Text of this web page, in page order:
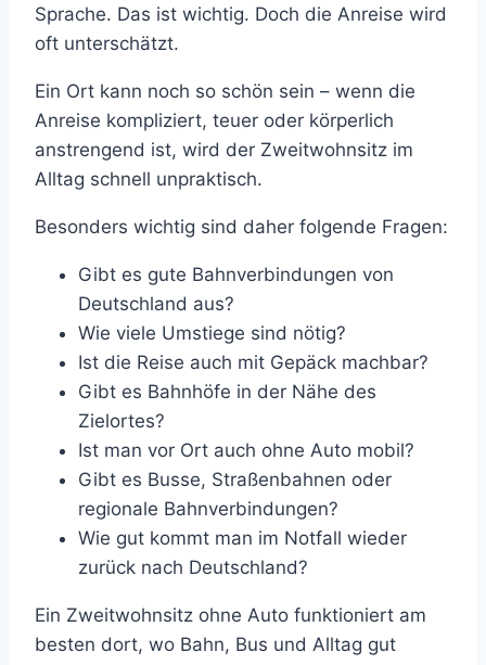
Sprache. Das ist wichtig. Doch die Anreise wird
oft unterschätzt.
Ein Ort kann noch so schön sein – wenn die
Anreise kompliziert, teuer oder körperlich
anstrengend ist, wird der Zweitwohnsitz im
Alltag schnell unpraktisch.
Besonders wichtig sind daher folgende Fragen:
Gibt es gute Bahnverbindungen von
Deutschland aus?
Wie viele Umstiege sind nötig?
Ist die Reise auch mit Gepäck machbar?
Gibt es Bahnhöfe in der Nähe des
Zielortes?
Ist man vor Ort auch ohne Auto mobil?
Gibt es Busse, Straßenbahnen oder
regionale Bahnverbindungen?
Wie gut kommt man im Notfall wieder
zurück nach Deutschland?
Ein Zweitwohnsitz ohne Auto funktioniert am
besten dort, wo Bahn, Bus und Alltag gut